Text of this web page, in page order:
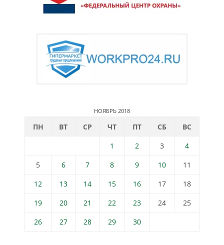
НОЯБРЬ 2018
ПН ВТ СР ЧТ ПТ СБ
ВС
1
2 3
4
5
6 7 8 9 10
11
12
13 14 15 16 17
18
19
20 21 22 23 24
25
26
27 28 29 30